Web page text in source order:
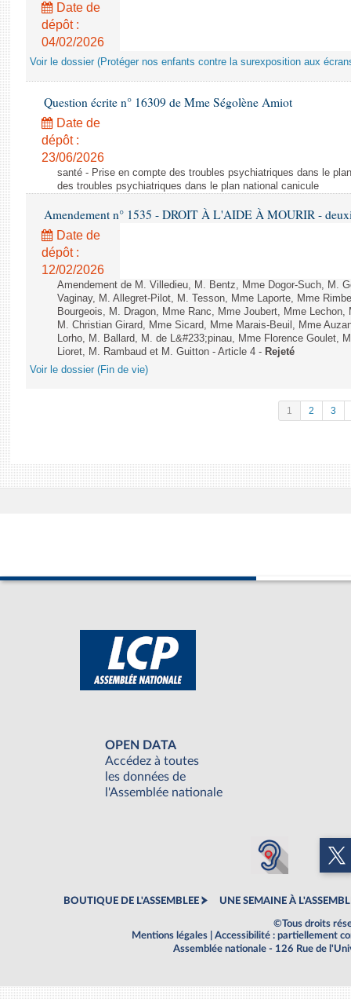
Date de
dépôt :
04/02/2026
Voir le dossier (Protéger nos enfants contre la surexposition aux
Question écrite n° 16309 de Mme Ségolène Amiot
Date de
dépôt :
23/06/2026
santé - Prise en compte des troubles psychiatriques dans le
des troubles psychiatriques dans le plan national canicule
Amendement n° 1535 - DROIT À L'AIDE À MOURIR -
Date de
dépôt :
12/02/2026
Amendement de M. Villedieu, M. Bentz, Mme Dogor-Such, M.
Vaginay, M. Allegret-Pilot, M. Tesson, Mme Laporte, Mme
Bourgeois, M. Dragon, Mme Ranc, Mme Joubert, Mme
M. Christian Girard, Mme Sicard, Mme Marais-Beuil, Mme
Lorho, M. Ballard, M. de L&#233;pinau, Mme Florence Goulet,
Lioret, M. Rambaud et M. Guitton - Article 4 - Rejeté
Voir le dossier (Fin de vie)
1 2 3
OPEN DATA
Accédez à toutes
les données de
l'Assemblée nationale
BOUTIQUE DE L'ASSEMBLEE UNE SEMAINE À
©Tous droits
Mentions légales
Accessibilité : partiellement
Assemblée nationale - 126 Rue de